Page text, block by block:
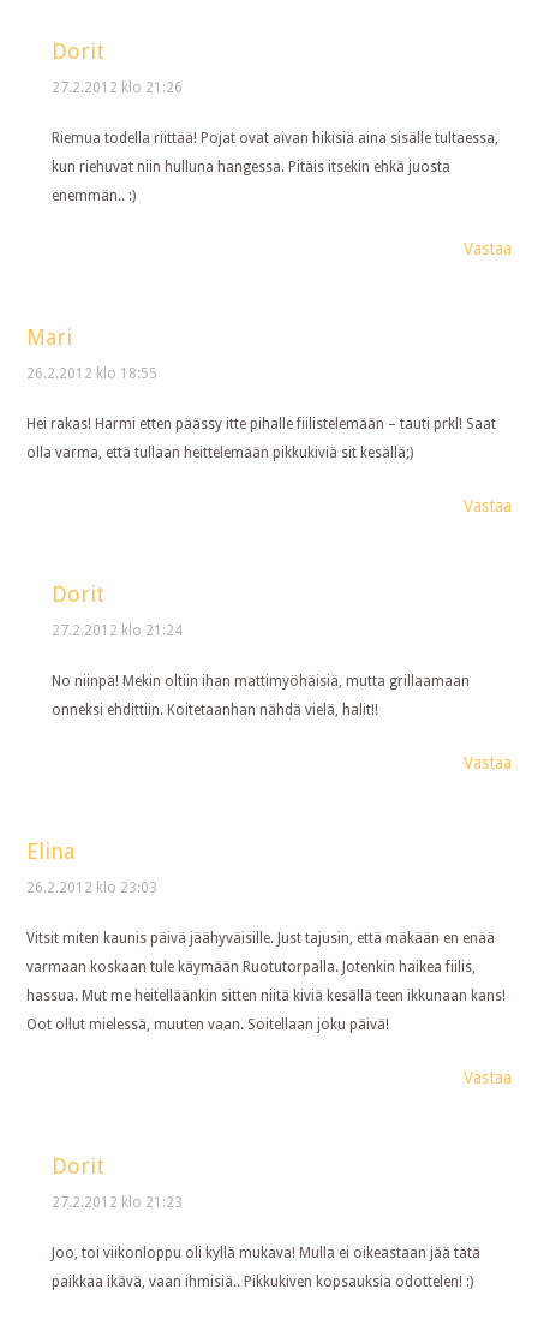
Dorit
27.2.2012 klo 21:26
Riemua todella riittää! Pojat ovat aivan hikisiä aina sisälle tultaessa,
kun riehuvat niin hulluna hangessa. Pitäis itsekin ehkä juosta
enemmän.. :)
Vastaa
Mari
26.2.2012 klo 18:55
Hei rakas! Harmi etten päässy itte pihalle fiilistelemään – tauti prkl! Saat
olla varma, että tullaan heittelemään pikkukiviä sit kesällä;)
Vastaa
Dorit
27.2.2012 klo 21:24
No niinpä! Mekin oltiin ihan mattimyöhäisiä, mutta grillaamaan
onneksi ehdittiin. Koitetaanhan nähdä vielä, halit!!
Vastaa
Elina
26.2.2012 klo 23:03
Vitsit miten kaunis päivä jäähyväisille. Just tajusin, että mäkään en enää
varmaan koskaan tule käymään Ruotutorpalla. Jotenkin haikea fiilis,
hassua. Mut me heitelläänkin sitten niitä kiviä kesällä teen ikkunaan kans!
Oot ollut mielessä, muuten vaan. Soitellaan joku päivä!
Vastaa
Dorit
27.2.2012 klo 21:23
Joo, toi viikonloppu oli kyllä mukava! Mulla ei oikeastaan jää tätä
paikkaa ikävä, vaan ihmisiä.. Pikkukiven kopsauksia odottelen! :)